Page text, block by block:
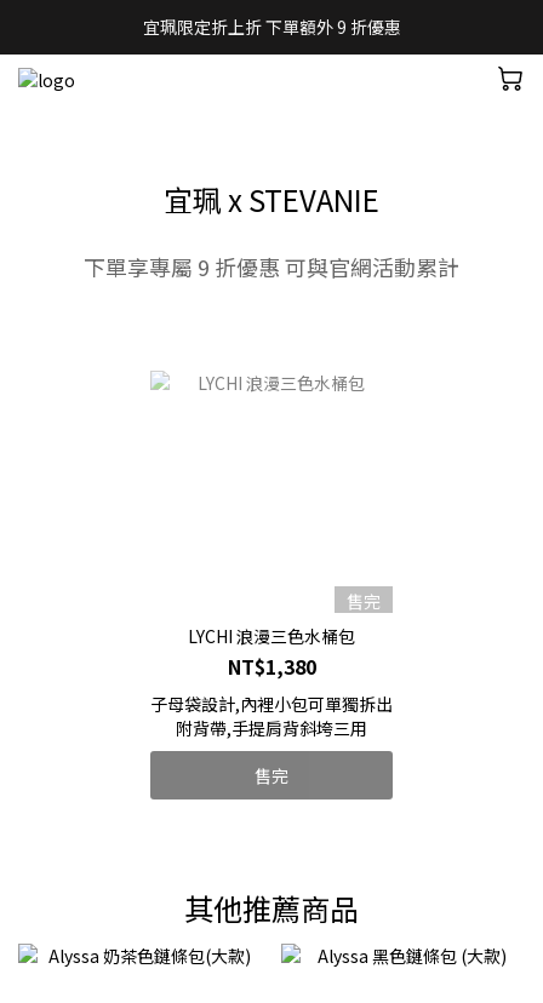
宜珮限定折上折 下單額外 9 折優惠
宜珮 x STEVANIE
下單享專屬 9 折優惠 可與官網活動累計
售完
LYCHI 浪漫三色水桶包
NT$1,380
子母袋設計,內裡小包可單獨拆出
附背帶,手提肩背斜垮三用
售完
其他推薦商品